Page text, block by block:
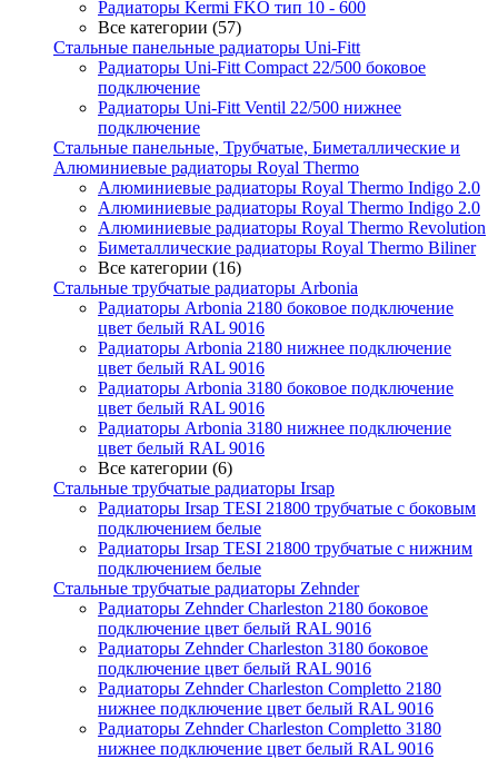
Радиаторы Kermi FKO тип 10 - 600
Все категории (57)
Стальные панельные радиаторы Uni-Fitt
Радиаторы Uni-Fitt Compact 22/500 боковое
подключение
Радиаторы Uni-Fitt Ventil 22/500 нижнее
подключение
Стальные панельные, Трубчатые, Биметаллические и
Алюминиевые радиаторы Royal Thermo
Алюминиевые радиаторы Royal Thermo Indigo 2.0
Алюминиевые радиаторы Royal Thermo Indigo 2.0
Алюминиевые радиаторы Royal Thermo Revolution
Биметаллические радиаторы Royal Thermo Biliner
Все категории (16)
Стальные трубчатые радиаторы Arbonia
Радиаторы Arbonia 2180 боковое подключение
цвет белый RAL 9016
Радиаторы Arbonia 2180 нижнее подключение
цвет белый RAL 9016
Радиаторы Arbonia 3180 боковое подключение
цвет белый RAL 9016
Радиаторы Arbonia 3180 нижнее подключение
цвет белый RAL 9016
Все категории (6)
Стальные трубчатые радиаторы Irsap
Радиаторы Irsap TESI 21800 трубчатые с боковым
подключением белые
Радиаторы Irsap TESI 21800 трубчатые с нижним
подключением белые
Стальные трубчатые радиаторы Zehnder
Радиаторы Zehnder Charleston 2180 боковое
подключение цвет белый RAL 9016
Радиаторы Zehnder Charleston 3180 боковое
подключение цвет белый RAL 9016
Радиаторы Zehnder Charleston Completto 2180
нижнее подключение цвет белый RAL 9016
Радиаторы Zehnder Charleston Completto 3180
нижнее подключение цвет белый RAL 9016